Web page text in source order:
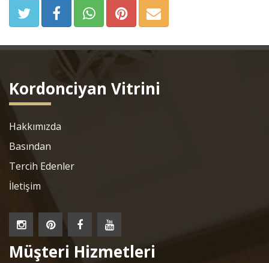
Kordonciyan Vitrini
Hakkımızda
Basından
Tercih Edenler
İletişim
Müşteri Hizmetleri